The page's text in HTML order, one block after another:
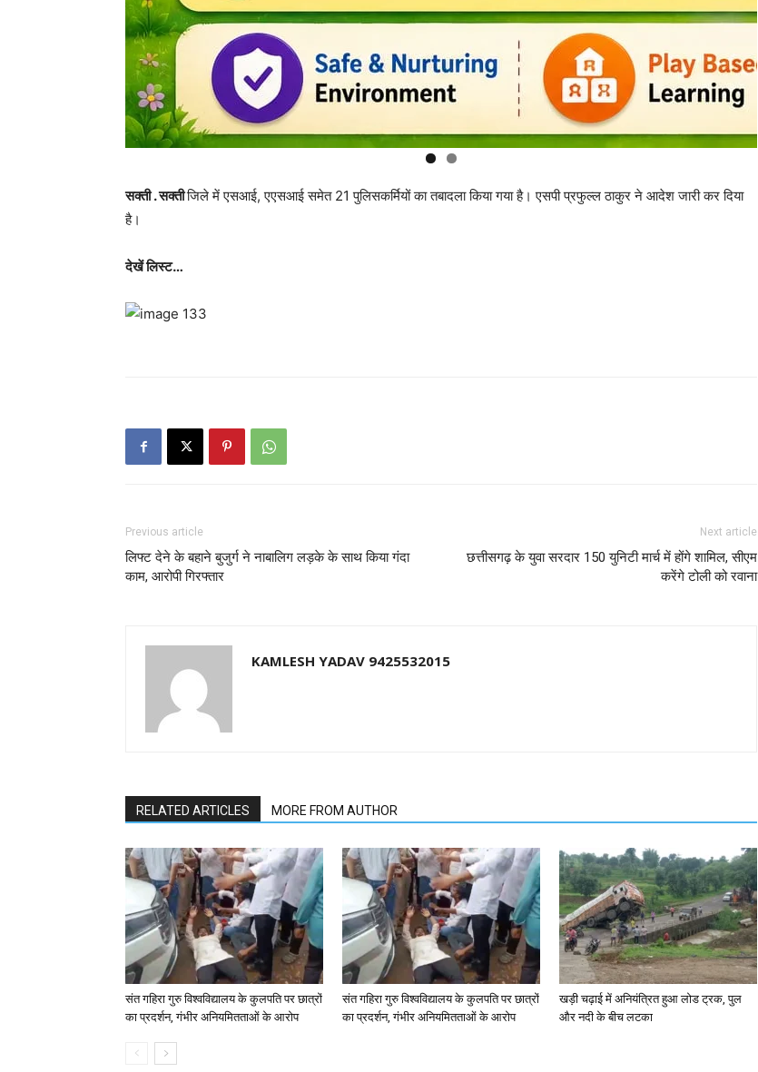
सक्ती . सक्तीजिले में एसआई, एएसआई समेत 21 पुलिसकर्मियों का तबादला किया गया है। एसपी प्रफुल्ल ठाकुर ने आदेश जारी कर दिया
है।
देखें लिस्ट…
Previous article
लिफ्ट देने के बहाने बुजुर्ग ने नाबालिग लड़के के साथ किया गंदा
काम, आरोपी गिरफ्तार
Next article
छत्तीसगढ़ के युवा सरदार 150 युनिटी मार्च में होंगे शामिल, सीएम
करेंगे टोली को रवाना
KAMLESH YADAV 9425532015
RELATED ARTICLES MORE FROM AUTHOR
संत गहिरा गुरु विश्वविद्यालय के कुलपति पर छात्रों
का प्रदर्शन, गंभीर अनियमितताओं के आरोप
संत गहिरा गुरु विश्वविद्यालय के कुलपति पर छात्रों
का प्रदर्शन, गंभीर अनियमितताओं के आरोप
खड़ी चढ़ाई में अनियंत्रित हुआ लोड ट्रक, पुल
और नदी के बीच लटका